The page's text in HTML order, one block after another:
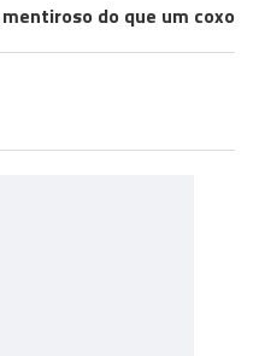
do que um coxo